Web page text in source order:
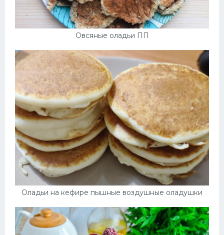
Овсяные оладьи ПП
Оладьи на кефире пышные воздушные оладушки